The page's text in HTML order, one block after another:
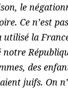
le
Ce n’est
utilisé la
notre
des
juifs. On